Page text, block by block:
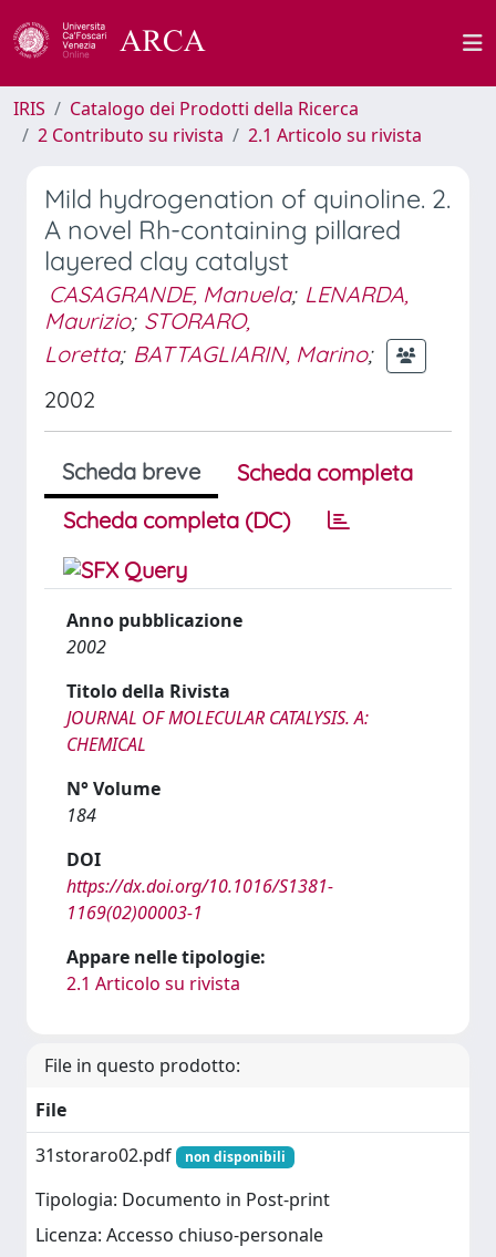
IRIS
Catalogo dei Prodotti della Ricerca
2 Contributo su rivista
2.1 Articolo su rivista
Mild hydrogenation of quinoline. 2.
A novel Rh-containing pillared
layered clay catalyst
CASAGRANDE, Manuela; LENARDA,
Maurizio; STORARO,
Loretta; BATTAGLIARIN, Marino;
2002
Scheda breve
Scheda completa
Scheda completa (DC)
Anno pubblicazione
2002
Titolo della Rivista
JOURNAL OF MOLECULAR CATALYSIS. A:
CHEMICAL
N° Volume
184
DOI
https://dx.doi.org/10.1016/S1381-
1169(02)00003-1
Appare nelle tipologie:
2.1 Articolo su rivista
File in questo prodotto:
File
31storaro02.pdf
non disponibili
Tipologia: Documento in Post-print
Licenza: Accesso chiuso-personale